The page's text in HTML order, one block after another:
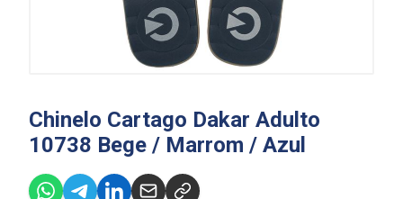
Chinelo Cartago Dakar Adulto
10738 Bege / Marrom / Azul